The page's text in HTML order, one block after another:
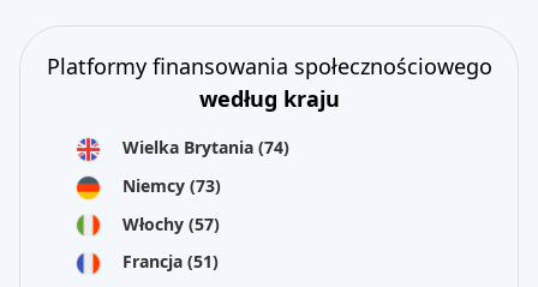
Platformy finansowania społecznościowego
według kraju
Wielka Brytania (74)
Niemcy (73)
Włochy (57)
Francja (51)